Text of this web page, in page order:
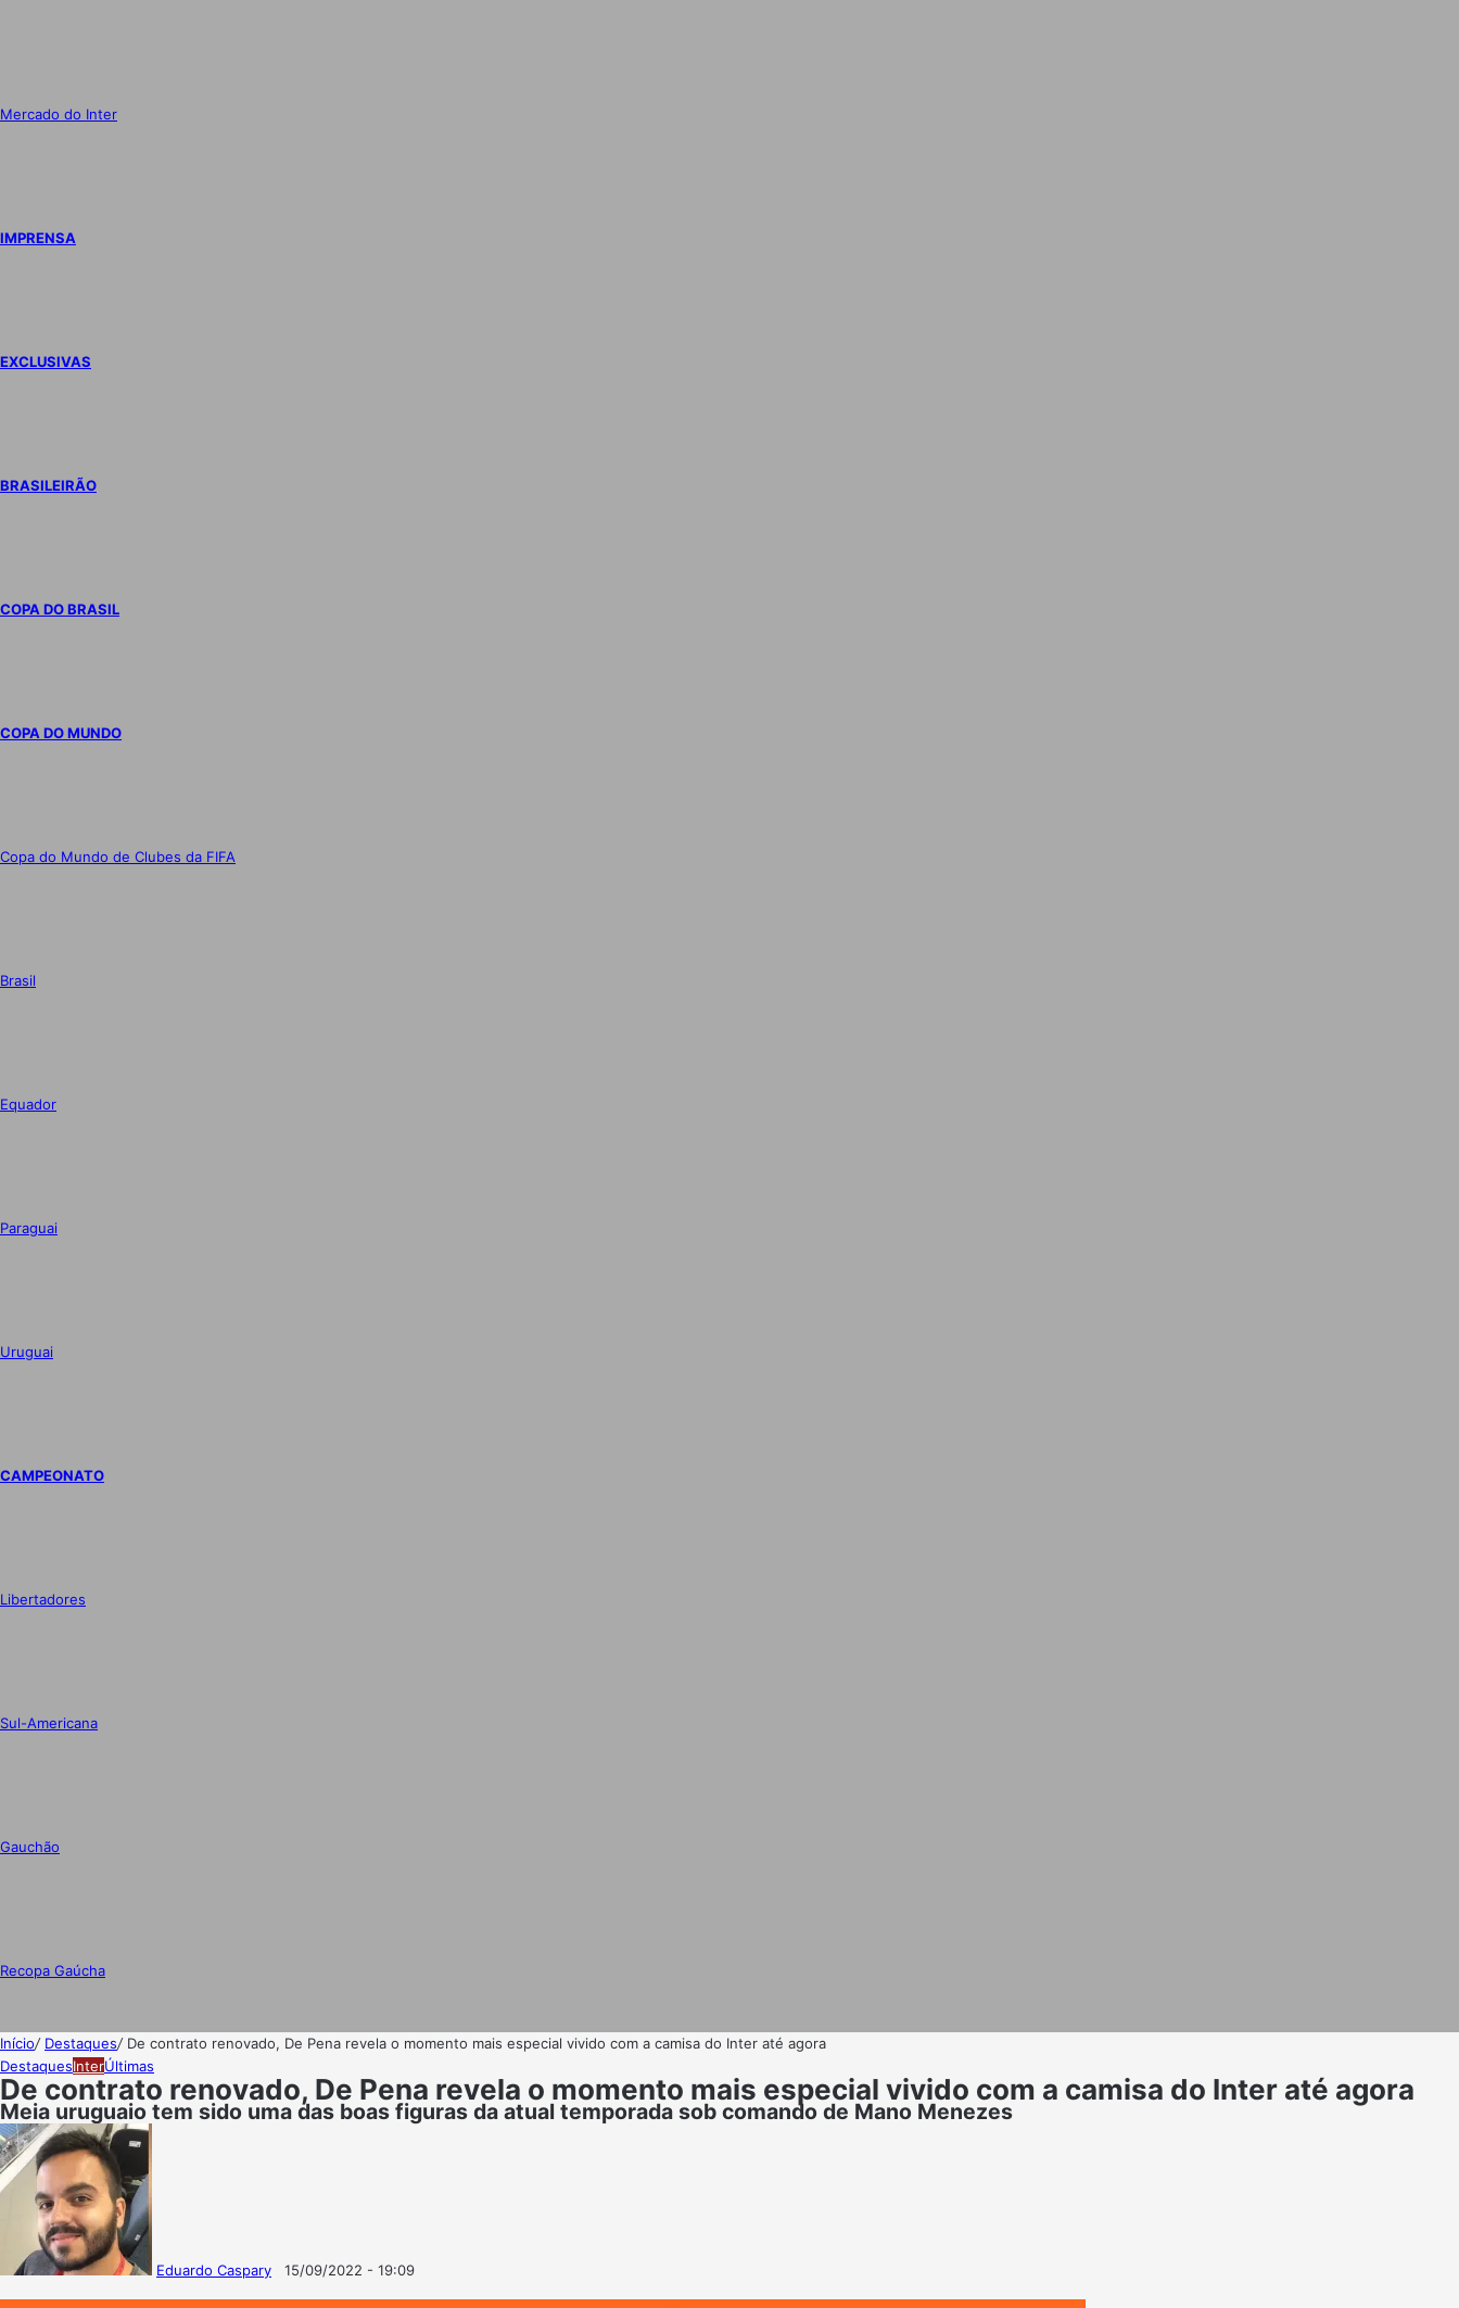
Mercado do Inter
IMPRENSA
EXCLUSIVAS
BRASILEIRÃO
COPA DO BRASIL
COPA DO MUNDO
Copa do Mundo de Clubes da FIFA
Brasil
Equador
Paraguai
Uruguai
CAMPEONATO
Libertadores
Sul-Americana
Gauchão
Recopa Gaúcha
Início/ Destaques/ De contrato renovado, De Pena revela o momento mais especial vivido com a camisa do Inter até agora
DestaquesInterÚltimas
De contrato renovado, De Pena revela o momento mais especial vivido com a camisa do Inter até agora
Meia uruguaio tem sido uma das boas figuras da atual temporada sob comando de Mano Menezes
Eduardo Caspary
Follow
on
Mande
um
15/09/2022 - 19:09